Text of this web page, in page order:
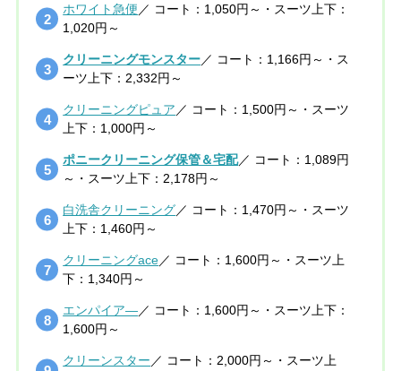
ホワイト急便 ／ コート：1,050円～・スーツ上下：
1,020円～
クリーニングモンスター／ コート：1,166円～・ス
ーツ上下：2,332円～
クリーニングピュア ／ コート：1,500円～・スーツ
上下：1,000円～
ポニークリーニング保管＆宅配／ コート：1,089円
～・スーツ上下：2,178円～
白洗舎クリーニング／ コート：1,470円～・スーツ
上下：1,460円～
クリーニングace／ コート：1,600円～・スーツ上
下：1,340円～
エンパイア―／ コート：1,600円～・スーツ上下：
1,600円～
クリーンスター ／ コート：2,000円～・スーツ上